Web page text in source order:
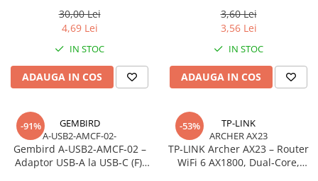
Proiectoare
Proiectoare Business
Proiectoare Consumer
Ventilatoare & Sisteme de Răcire
Accesorii componente
Accesorii componente - altele
Unități optice
Blu-Ray, CD/DVD & Floppy Drives
Prize cu Protecție
USB & Card Readers
Cititoare de Carduri Usb
30,00 Lei
4,69 Lei
IN STOC
ADAUGA IN COS
3,60 Lei
3,56 Lei
IN STOC
ADAUGA IN COS
-91%
GEMBIRD
A-USB2-AMCF-02-
Gembird A‑USB2‑AMCF‑02 –
Adaptor USB‑A la USB‑C (F),
-53%
TP-LINK
ARCHER AX23
TP‑LINK Archer AX23 – Router
WiFi 6 AX1800, Dual‑Core,